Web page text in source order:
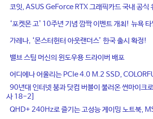
코잇, ASUS GeForce RTX 그래픽카드 국내 공식
‘포켓몬 고' 10주년 기념 깜짝 이벤트 개최! 뉴욕
가레나, ‘몬스터헌터 아웃랜더스’ 한국 출시 확정!
밸브 스팀 머신의 윈도우용 드라이버 배포
어디에나 어울리는 PCIe 4.0 M.2 SSD,
90년대 인터넷 붐과 닷컴 버블이 불러온 썬마이
사 18-2]
QHD+ 240Hz로 즐기는 고성능 게이밍 노트북,